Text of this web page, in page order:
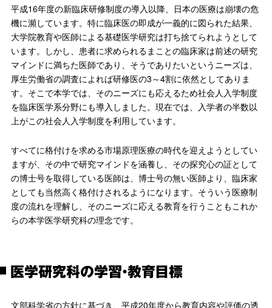
平成16年度の新臨床研修制度の導入以降、日本の医療は崩壊の危
機に瀕しています。特に臨床医の即成が一義的に図られた結果、
大学院教育や医師による基礎医学研究は打ち捨てられようとして
います。しかし、患者に求められるまことの臨床家は前述の研究
マインドに満ちた医師であり、そうでありたいというニーズは、
厚生労働省の調査によれば研修医の3～4割に依然としてありま
す。そこで本学では、そのニーズにも応えるため社会人入学制度
を臨床医学系分野にも導入しました。現在では、入学者の半数以
上がこの社会人入学制度を利用しています。
すべてに格付けを求める市場原理医療の時代を迎えようとしてい
ますが、その中で研究マインドを涵養し、その探究心の証として
の博士号を取得している医師は、博士号の無い医師より、臨床家
としても当然高く格付けされるようになります。そういう医療制
度の流れを理解し、そのニーズに応える教育を行うこともこれか
らの本学医学研究科の理念です。
医学研究科の学習・教育目標
文部科学省の方針に基づき、平成20年度から教育内容や評価の透